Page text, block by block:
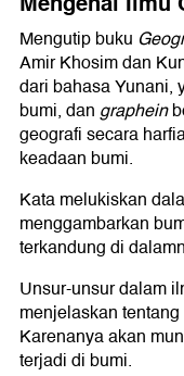
Mengutip buku
Amir Khosim dan
dari bahasa Yunani,
bumi, dangraphein
geografi secara
keadaan bumi.
Kata melukiskan
menggambarkan
terkandung di
Unsur-unsur dalam
menjelaskan
Karenanya akan
terjadi di bumi.